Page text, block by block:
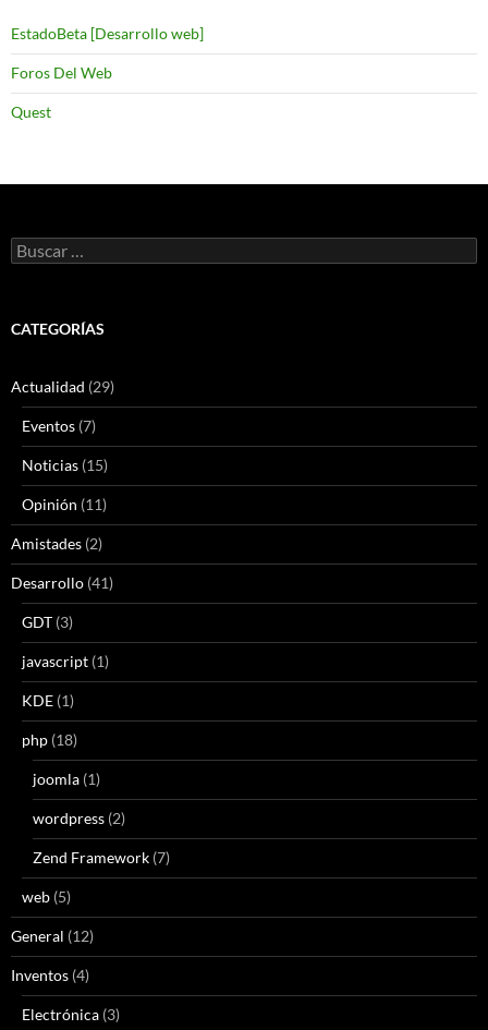
EstadoBeta [Desarrollo web]
Foros Del Web
Quest
Buscar:
CATEGORÍAS
Actualidad (29)
Eventos (7)
Noticias (15)
Opinión (11)
Amistades (2)
Desarrollo (41)
GDT (3)
javascript (1)
KDE (1)
php (18)
joomla (1)
wordpress (2)
Zend Framework (7)
web (5)
General (12)
Inventos (4)
Electrónica (3)